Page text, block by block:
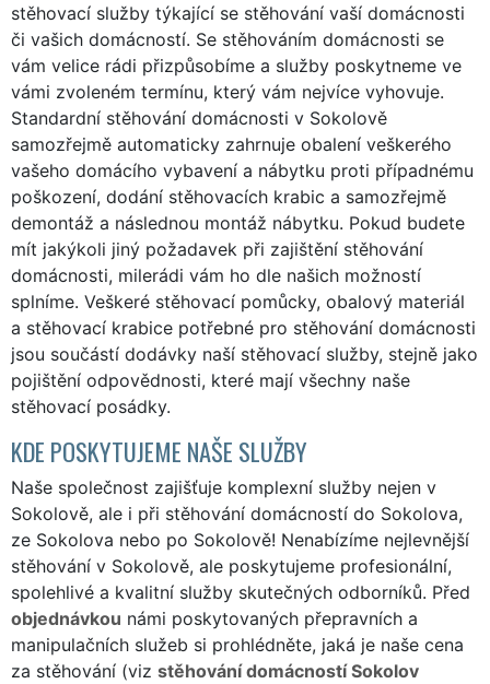
stěhovací služby týkající se stěhování vaší domácnosti
či vašich domácností. Se stěhováním domácnosti se
vám velice rádi přizpůsobíme a služby poskytneme ve
vámi zvoleném termínu, který vám nejvíce vyhovuje.
Standardní stěhování domácnosti v Sokolově
samozřejmě automaticky zahrnuje obalení veškerého
vašeho domácího vybavení a nábytku proti případnému
poškození, dodání stěhovacích krabic a samozřejmě
demontáž a následnou montáž nábytku. Pokud budete
mít jakýkoli jiný požadavek při zajištění stěhování
domácnosti, milerádi vám ho dle našich možností
splníme. Veškeré stěhovací pomůcky, obalový materiál
a stěhovací krabice potřebné pro stěhování domácnosti
jsou součástí dodávky naší stěhovací služby, stejně jako
pojištění odpovědnosti, které mají všechny naše
stěhovací posádky.
KDE POSKYTUJEME NAŠE SLUŽBY
Naše společnost zajišťuje komplexní služby nejen v
Sokolově, ale i při stěhování domácností do Sokolova,
ze Sokolova nebo po Sokolově! Nenabízíme nejlevnější
stěhování v Sokolově, ale poskytujeme profesionální,
spolehlivé a kvalitní služby skutečných odborníků. Před
objednávkou námi poskytovaných přepravních a
manipulačních služeb si prohlédněte, jaká je naše cena
za stěhování (viz stěhování domácností Sokolov